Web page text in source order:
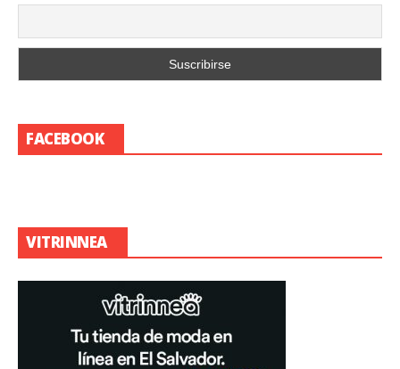
FACEBOOK
VITRINNEA